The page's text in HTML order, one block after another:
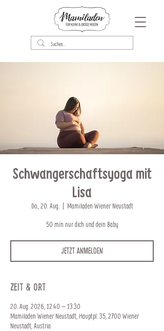
Schwangerschaftsyoga mit
Lisa
Do., 20. Aug.
  |
Mamiladen Wiener Neustadt
50 min nur dich und dein Baby
Jetzt anmelden
Zeit & Ort
20. Aug. 2026, 12:40 – 13:30
Mamiladen Wiener Neustadt, Hauptpl. 35, 2700 Wiener
Neustadt, Austria